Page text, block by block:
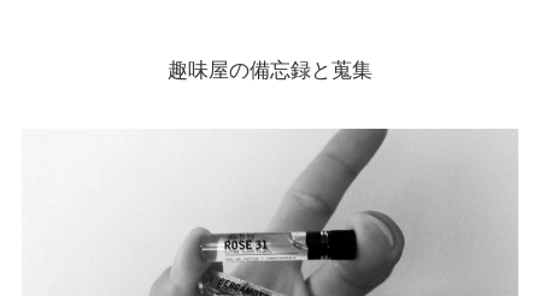
趣味屋の備忘録と蒐集